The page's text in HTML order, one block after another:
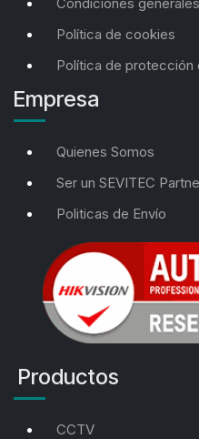
Condiciones
Política de cookies
Política de protección
Empresa
Quienes Somos
Ser un SEVITEC
Politicas de Envío
Productos
CCTV